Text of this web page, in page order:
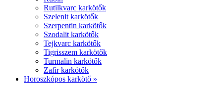
Rutilkvarc karkötők
Szelenit karkötők
Szerpentin karkötők
Szodalit karkötők
Tejkvarc karkötők
Tigrisszem karkötők
Turmalin karkötők
Zafír karkötők
Horoszkópos karkötő »